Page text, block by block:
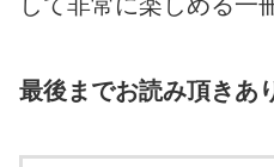
して非常に楽しめる一
最後までお読み頂きあ